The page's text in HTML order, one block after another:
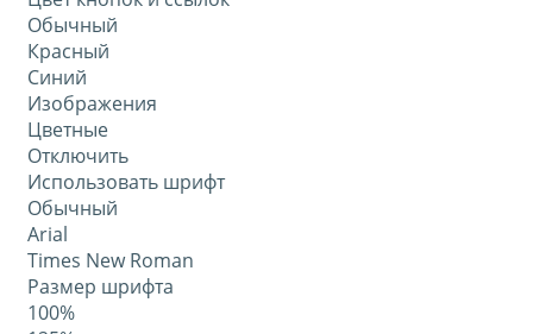
Обычный
Красный
Синий
Изображения
Цветные
Отключить
Использовать шрифт
Обычный
Arial
Times New Roman
Размер шрифта
100%